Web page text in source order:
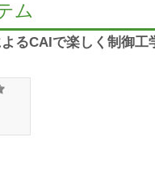
ム
るCAIで楽しく制御工